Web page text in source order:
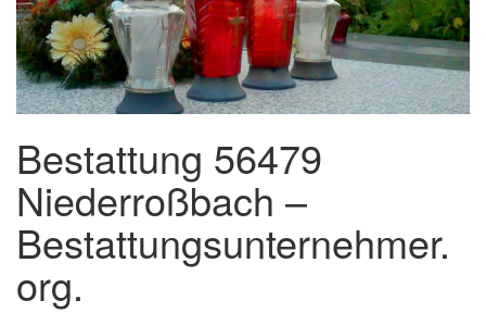
Bestattung 56479
Niederroßbach –
Bestattungsunternehmer.
org.